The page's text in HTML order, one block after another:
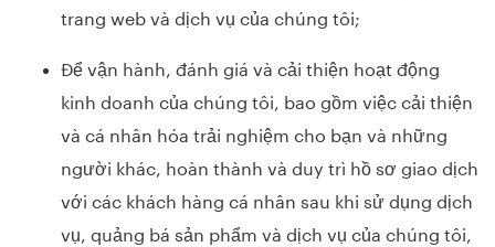
trang web và dịch vụ của chúng tôi;
Để vận hành, đánh giá và cải thiện hoạt động
kinh doanh của chúng tôi, bao gồm việc cải thiện
và cá nhân hóa trải nghiệm cho bạn và những
người khác, hoàn thành và duy trì hồ sơ giao dịch
với các khách hàng cá nhân sau khi sử dụng dịch
vụ, quảng bá sản phẩm và dịch vụ của chúng tôi,